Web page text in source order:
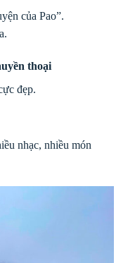
của Pao”.
thoại
đẹp.
nhạc, nhiều món